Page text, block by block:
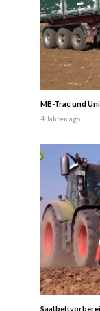
MB-Trac und
4 Jahren ago